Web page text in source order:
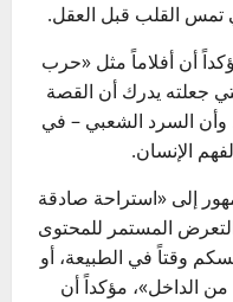
تمس القلب قبل العقل.
أن أفلاماً مثل «حرب
جعلته يدرك أن القصة
وأن السرد الشعبي – في
الإنسان.
إلى «استراحة صادقة
المستمر للمحتوى
وقتاً في الطبيعة، أو
الداخل»، مؤكداً أن